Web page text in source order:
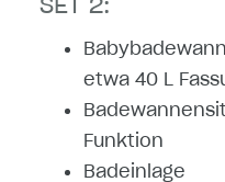
etwa 40 L
Funktion
Badeinlage